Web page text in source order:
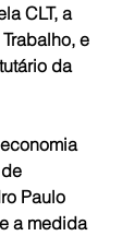
CLT, a
e
da
Paulo
a medida